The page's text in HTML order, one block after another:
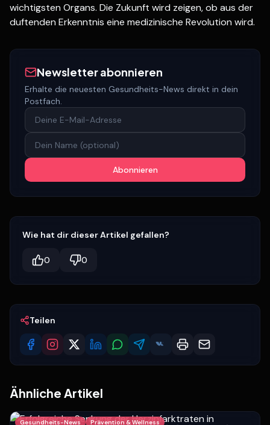
wichtigsten Organs. Die Zukunft wird zeigen, ob aus der
duftenden Erkenntnis eine medizinische Revolution wird.
Newsletter abonnieren
Erhalte die neuesten Gesundheits-News direkt in dein
Postfach.
Abonnieren
Wie hat dir dieser Artikel gefallen?
0 0
Teilen
Ähnliche Artikel
Gesundheits-News Prävention & Wellness